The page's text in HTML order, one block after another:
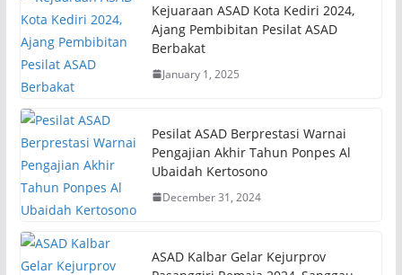
Kejuaraan ASAD Kota Kediri 2024,
Ajang Pembibitan Pesilat ASAD
Berbakat
January 1, 2025
Pesilat ASAD Berprestasi Warnai
Pengajian Akhir Tahun Ponpes Al
Ubaidah Kertosono
December 31, 2024
ASAD Kalbar Gelar Kejurprov